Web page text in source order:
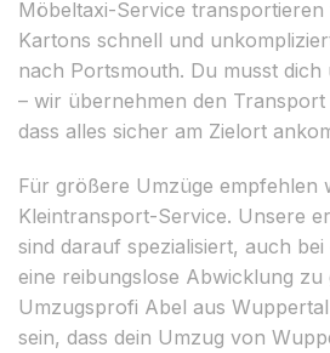
Möbeltaxi-Service
Kartons schnell und
nach Portsmouth. Du musst
– wir übernehmen den Transport
dass alles sicher am Zielort
Für größere Umzüge empfehlen
Kleintransport-Service. Unsere
sind darauf spezialisiert, auch
eine reibungslose Abwicklung zu
Umzugsprofi Abel aus
sein, dass dein Umzug von